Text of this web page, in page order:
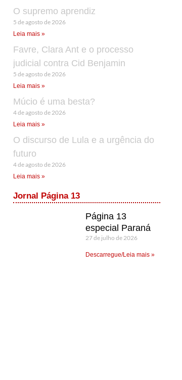
O supremo aprendiz
5 de agosto de 2026
Leia mais »
Favre, Clara Ant e o processo
judicial contra Cid Benjamin
5 de agosto de 2026
Leia mais »
Múcio é uma besta?
4 de agosto de 2026
Leia mais »
O discurso de Lula e a urgência do
futuro
4 de agosto de 2026
Leia mais »
Jornal Página 13
Página 13
especial Paraná
27 de julho de 2026
Descarregue/Leia mais »